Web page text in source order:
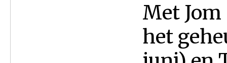
Met
het